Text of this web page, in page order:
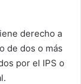
derecho a
de dos o más
por el IPS o